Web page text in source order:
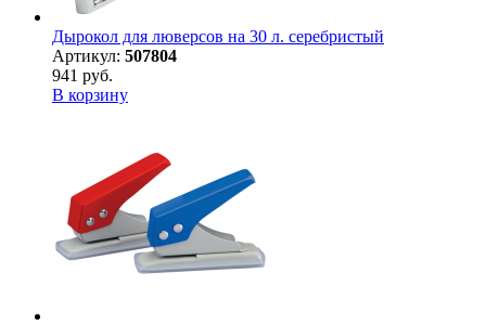
Дырокол для люверсов на 30 л. серебристый
Артикул: 507804
941 руб.
В корзину